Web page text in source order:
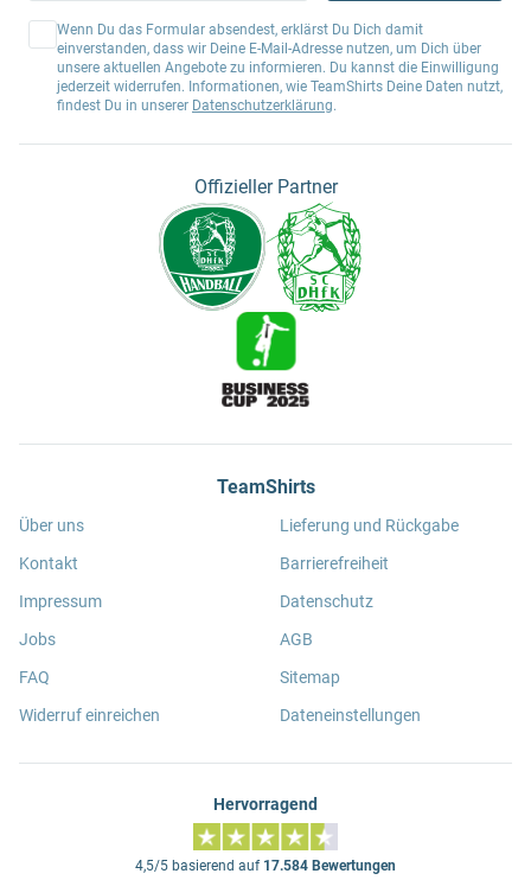
Wenn Du das Formular absendest, erklärst Du Dich damit
einverstanden, dass wir Deine E-Mail-Adresse nutzen, um Dich über
unsere aktuellen Angebote zu informieren. Du kannst die Einwilligung
jederzeit widerrufen. Informationen, wie TeamShirts Deine Daten nutzt,
findest Du in unserer Datenschutzerklärung.
Offizieller Partner
TeamShirts
Über uns
Kontakt
Impressum
Jobs
FAQ
Widerruf einreichen
Lieferung und Rückgabe
Barrierefreiheit
Datenschutz
AGB
Sitemap
Dateneinstellungen
Hervorragend
4,5/5 basierend auf 17.584 Bewertungen